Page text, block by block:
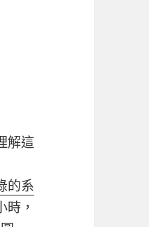
解這
的系
，